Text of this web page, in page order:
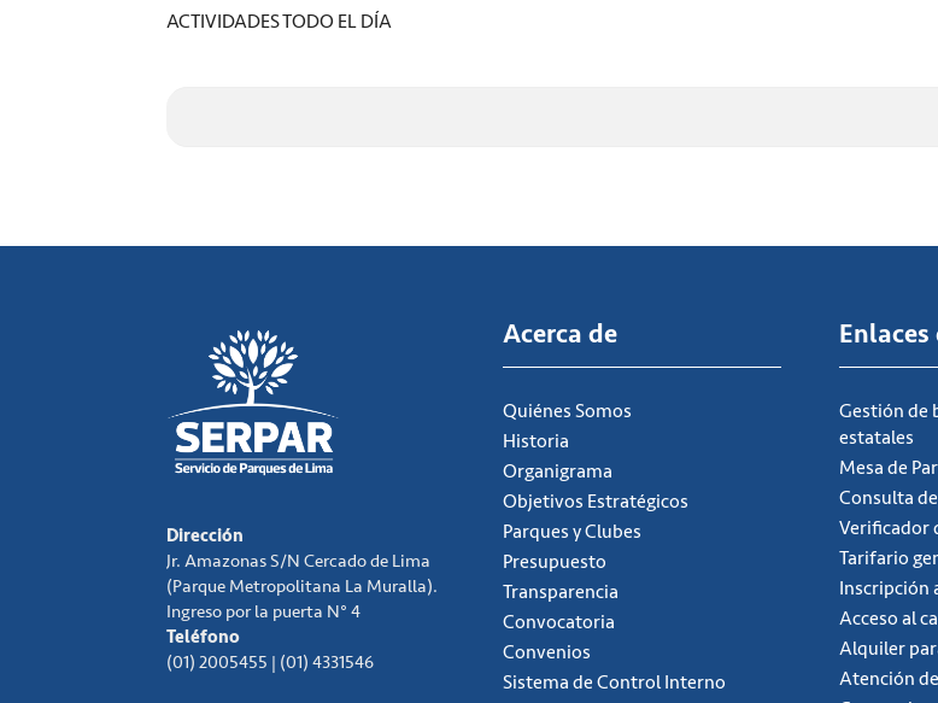
ACTIVIDADES TODO EL DÍA
Dirección
Jr. Amazonas S/N Cercado de Lima
(Parque Metropolitana La Muralla).
Ingreso por la puerta N° 4
Teléfono
(01) 2005455 | (01) 4331546
Acerca de
Quiénes Somos
Historia
Organigrama
Objetivos Estratégicos
Parques y Clubes
Presupuesto
Transparencia
Convocatoria
Convenios
Sistema de Control Interno
Gestión de
estatales
Mesa de
Consulta
Verificador
Tarifario
Inscripción
Acceso al
Alquiler
Atención